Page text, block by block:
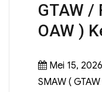
GTAW /
OAW )
Mei 15,
SMAW (